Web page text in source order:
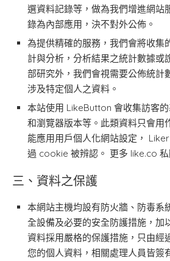
選資料記錄等，做為我們增進網站
錄為內部應用，決不對外公佈。
為提供精確的服務，我們會將收集
計與分析，分析結果之統計數據或
部研究外，我們會視需要公佈統計
涉及特定個人之資料。
本站使用 LikeButton 會收集訪客
和瀏覽器版本等。此類資料只會用
能應用用戶個人化網站設定，
過 cookie 被辨認。 更多 like.co 私
三、資料之保護
本網站主機均設有防火牆、防毒系
全設備及必要的安全防護措施，加
資料採用嚴格的保護措施，只由經
您的個人資料，相關處理人員皆簽